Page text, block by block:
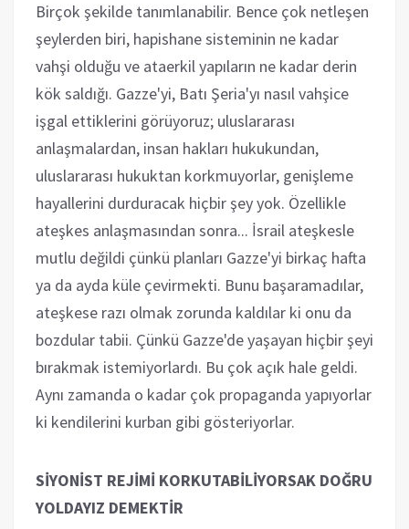
Birçok şekilde tanımlanabilir. Bence çok netleşen
şeylerden biri, hapishane sisteminin ne kadar
vahşi olduğu ve ataerkil yapıların ne kadar derin
kök saldığı. Gazze'yi, Batı Şeria'yı nasıl vahşice
işgal ettiklerini görüyoruz; uluslararası
anlaşmalardan, insan hakları hukukundan,
uluslararası hukuktan korkmuyorlar, genişleme
hayallerini durduracak hiçbir şey yok. Özellikle
ateşkes anlaşmasından sonra... İsrail ateşkesle
mutlu değildi çünkü planları Gazze'yi birkaç hafta
ya da ayda küle çevirmekti. Bunu başaramadılar,
ateşkese razı olmak zorunda kaldılar ki onu da
bozdular tabii. Çünkü Gazze'de yaşayan hiçbir şeyi
bırakmak istemiyorlardı. Bu çok açık hale geldi.
Aynı zamanda o kadar çok propaganda yapıyorlar
ki kendilerini kurban gibi gösteriyorlar.
SİYONİST REJİMİ KORKUTABİLİYORSAK DOĞRU
YOLDAYIZ DEMEKTİR